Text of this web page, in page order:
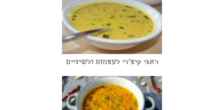
ראגי קיצ'רי לעצמות ולשיניים